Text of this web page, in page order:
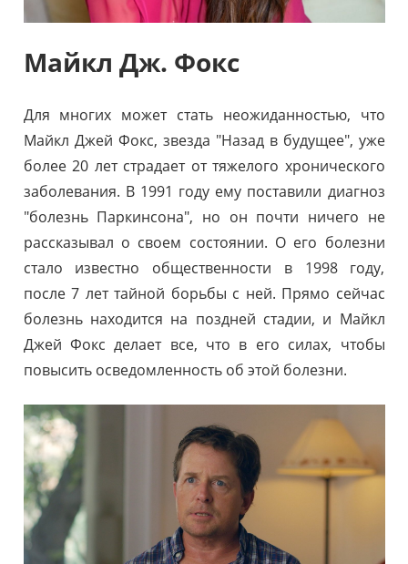
Майкл Дж. Фокс
Для многих может стать неожиданностью, что
Майкл Джей Фокс, звезда "Назад в будущее", уже
более 20 лет страдает от тяжелого хронического
заболевания. В 1991 году ему поставили диагноз
"болезнь Паркинсона", но он почти ничего не
рассказывал о своем состоянии. О его болезни
стало известно общественности в 1998 году,
после 7 лет тайной борьбы с ней. Прямо сейчас
болезнь находится на поздней стадии, и Майкл
Джей Фокс делает все, что в его силах, чтобы
повысить осведомленность об этой болезни.